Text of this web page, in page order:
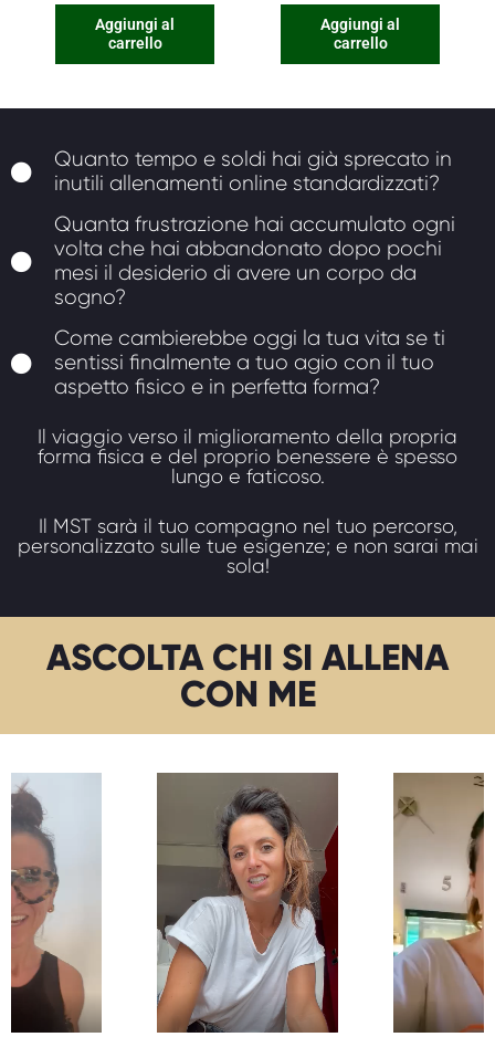
Aggiungi al
carrello
Aggiungi al
carrello
Quanto tempo e soldi hai già sprecato in
inutili allenamenti online standardizzati?
Quanta frustrazione hai accumulato ogni
volta che hai abbandonato dopo pochi
mesi il desiderio di avere un corpo da
sogno?
Come cambierebbe oggi la tua vita se ti
sentissi finalmente a tuo agio con il tuo
aspetto fisico e in perfetta forma?
Il viaggio verso il miglioramento della propria
forma fisica e del proprio benessere è spesso
lungo e faticoso.
Il MST sarà il tuo compagno nel tuo percorso,
personalizzato sulle tue esigenze; e non sarai mai
sola!
ASCOLTA CHI SI ALLENA
CON ME